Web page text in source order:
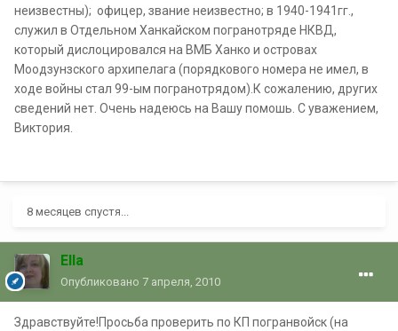
неизвестны); офицер, звание неизвестно; в 1940-1941гг.,
служил в Отдельном Ханкайском погранотряде НКВД,
который дислоцировался на ВМБ Ханко и островах
Моодзунзского архипелага (порядкового номера не имел, в
ходе войны стал 99-ым погранотрядом).К сожалению, других
сведений нет. Очень надеюсь на Вашу помошь. С уважением,
Виктория.
8 месяцев спустя...
Ella
Опубликовано 7 апреля, 2010
Здравствуйте!Просьба проверить по КП погранвойск (на